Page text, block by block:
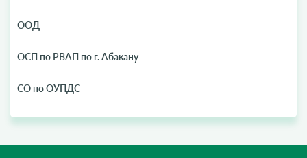
ООД
ОСП по РВАП по г. Абакану
СО по ОУПДС